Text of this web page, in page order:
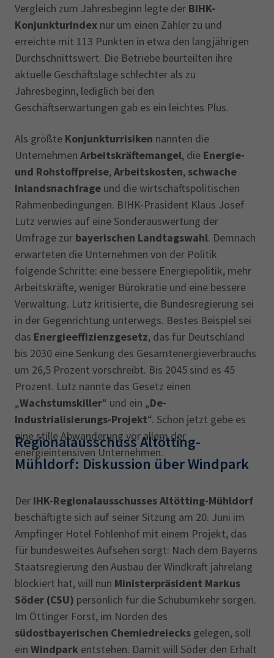
Vergleich zum Jahresbeginn legte der BIHK-
Konjunkturindex nur um einen Zähler zu und
erreichte mit 113 Punkten in etwa den langjährigen
Durchschnittswert. Die Betriebe beurteilten ihre
aktuelle Geschäftslage schlechter als zu
Jahresbeginn, lediglich bei den
Geschäftserwartungen gab es ein leichtes Plus.
Als größte Konjunkturrisiken nannten die
Unternehmen Arbeitskräftemangel, die Energie-
und Rohstoffpreise,Arbeitskosten, schwache
Inlandsnachfrage und die wirtschaftspolitischen
Rahmenbedingungen. BIHK-Präsident Klaus Josef
Lutz verwies auf eine Sonderauswertung der
Umfrage zur bayerischen Landtagswahl. Demnach
erwarteten die Unternehmen von der Politik
folgende Schritte: eine bessere Energiepolitik, mehr
Arbeitskräfte, weniger Bürokratie und eine bessere
Verwaltung. Lutz kritisierte, die Bundesregierung sei
in der Gegenrichtung unterwegs. Bestes Beispiel sei
das Energieeffizienzgesetz, das für Deutschland
bis 2030 eine Senkung des Gesamtenergieverbrauchs
um 26,5 Prozent vorschreibt. Bis 2045 sind es 45
Prozent. Lutz nannte das Gesetz einen
„Wachstumskiller“ und ein „De-
Industrialisierungs-Projekt“. Schon jetzt gebe es
eine stille Abwanderung vor allem der
energieintensiven Unternehmen.
Regionalausschuss Altötting-
Mühldorf: Diskussion über Windpark
Der IHK-Regionalausschusses Altötting-Mühldorf
beschäftigte sich auf seiner Sitzung am 20. Juni im
Ampfinger Hotel Fohlenhof mit einem Projekt, das
für bundesweites Aufsehen sorgt: Nach dem Bayerns
Staatsregierung den Ausbau der Windkraft jahrelang
blockiert hat, will nun Ministerpräsident Markus
Söder (CSU) persönlich für die Schubumkehr sorgen.
Im Öttinger Forst, im Norden des
südostbayerischen Chemiedreiecks gelegen, soll
ein Windpark entstehen. Damit will Söder den Erhalt